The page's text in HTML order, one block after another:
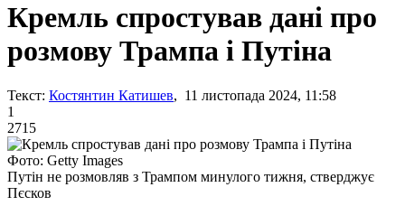
Кремль спростував дані про
розмову Трампа і Путіна
Текст: Костянтин Катишев, 11 листопада 2024, 11:58
1
2715
Фото: Getty Images
Путін не розмовляв з Трампом минулого тижня, стверджує
Пєсков